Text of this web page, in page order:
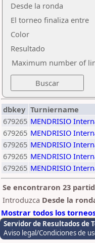
Desde la ronda
El torneo finaliza entre
Color
Resultado
Maximum number of
dbkey Turniername
679265 MENDRISIO
679265 MENDRISIO
679265 MENDRISIO
679265 MENDRISIO
679265 MENDRISIO
Se encontraron 23
Introduzca Desde la
Mostrar todos los
Servidor de Resultados de
Aviso legal/Condiciones de